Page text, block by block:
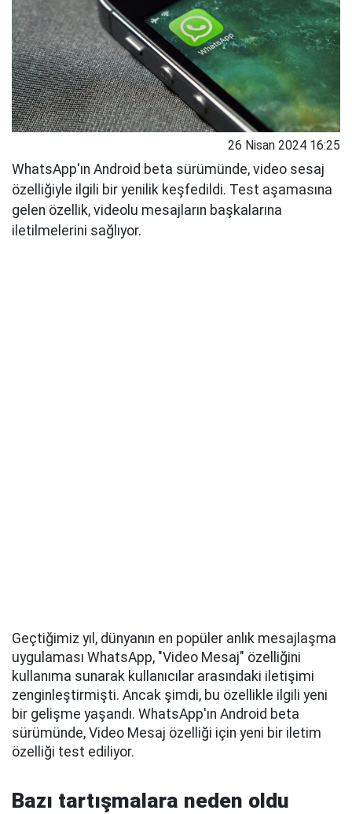
26 Nisan 2024 16:25
WhatsApp'ın Android beta sürümünde, video sesaj
özelliğiyle ilgili bir yenilik keşfedildi. Test aşamasına
gelen özellik, videolu mesajların başkalarına
iletilmelerini sağlıyor.
Geçtiğimiz yıl, dünyanın en popüler anlık mesajlaşma
uygulaması WhatsApp, "Video Mesaj" özelliğini
kullanıma sunarak kullanıcılar arasındaki iletişimi
zenginleştirmişti. Ancak şimdi, bu özellikle ilgili yeni
bir gelişme yaşandı. WhatsApp'ın Android beta
sürümünde, Video Mesaj özelliği için yeni bir iletim
özelliği test ediliyor.
Bazı tartışmalara neden oldu